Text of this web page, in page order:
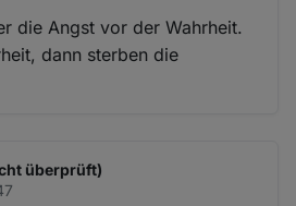
die Angst vor der Wahrheit.
dann sterben die
überprüft)